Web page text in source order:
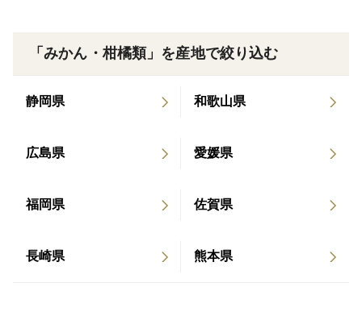
「みかん・柑橘類」を産地で絞り込む
静岡県 和歌山県
広島県 愛媛県
福岡県 佐賀県
長崎県 熊本県